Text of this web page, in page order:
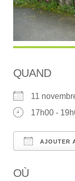
QUAND
11
17h00 -
AJOUTER
OÙ